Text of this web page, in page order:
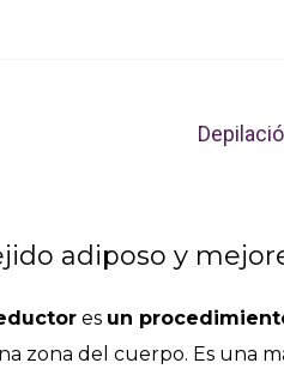
adiposo y
es un
zona del cuerpo. Es una